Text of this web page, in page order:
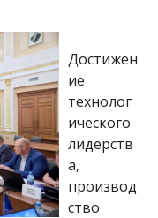
Достижен
ие
технолог
ического
лидерств
а,
производ
ство